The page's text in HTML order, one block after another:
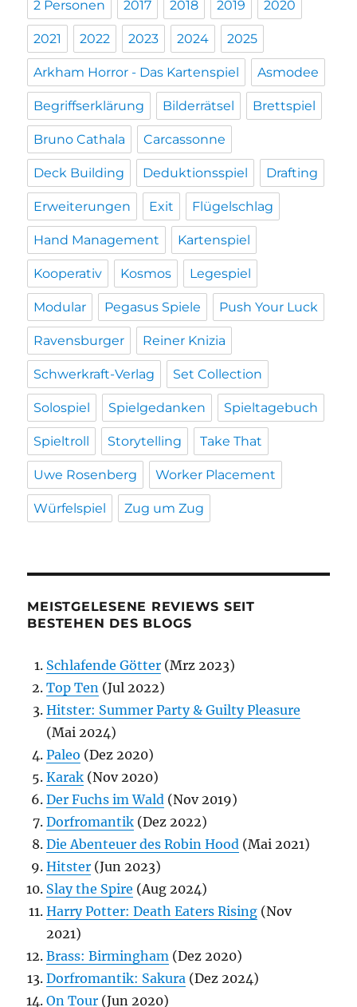
2 Personen 2017 2018 2019 2020
2021 2022 2023 2024 2025
Arkham Horror - Das Kartenspiel Asmodee
Begriffserklärung Bilderrätsel Brettspiel
Bruno Cathala Carcassonne
Deck Building Deduktionsspiel Drafting
Erweiterungen Exit Flügelschlag
Hand Management Kartenspiel
Kooperativ Kosmos Legespiel
Modular Pegasus Spiele Push Your Luck
Ravensburger Reiner Knizia
Schwerkraft-Verlag Set Collection
Solospiel Spielgedanken Spieltagebuch
Spieltroll Storytelling Take That
Uwe Rosenberg Worker Placement
Würfelspiel Zug um Zug
MEISTGELESENE REVIEWS SEIT
BESTEHEN DES BLOGS
Schlafende Götter (Mrz 2023)
Top Ten (Jul 2022)
Hitster: Summer Party & Guilty Pleasure
(Mai 2024)
Paleo (Dez 2020)
Karak (Nov 2020)
Der Fuchs im Wald (Nov 2019)
Dorfromantik (Dez 2022)
Die Abenteuer des Robin Hood (Mai 2021)
Hitster (Jun 2023)
Slay the Spire (Aug 2024)
Harry Potter: Death Eaters Rising (Nov
2021)
Brass: Birmingham (Dez 2020)
Dorfromantik: Sakura (Dez 2024)
On Tour (Jun 2020)